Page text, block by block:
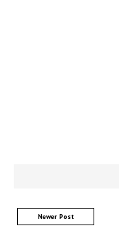
Newer Post